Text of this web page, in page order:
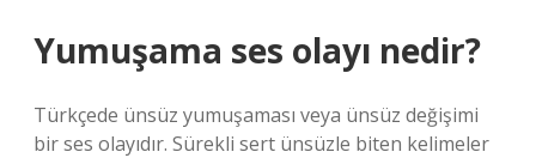
Yumuşama ses olayı nedir?
Türkçede ünsüz yumuşaması veya ünsüz değişimi
bir ses olayıdır. Sürekli sert ünsüzle biten kelimeler